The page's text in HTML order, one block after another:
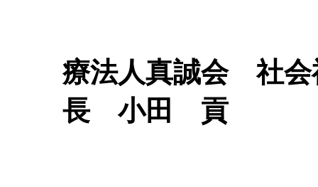
療法人真誠会 社
長 小田 貢